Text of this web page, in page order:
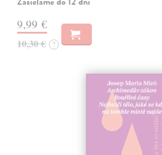
9,99 €
10,30 € ?